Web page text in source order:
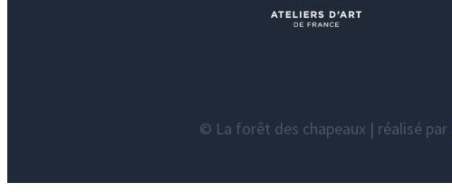
© La forêt des chapeaux | réalisé par